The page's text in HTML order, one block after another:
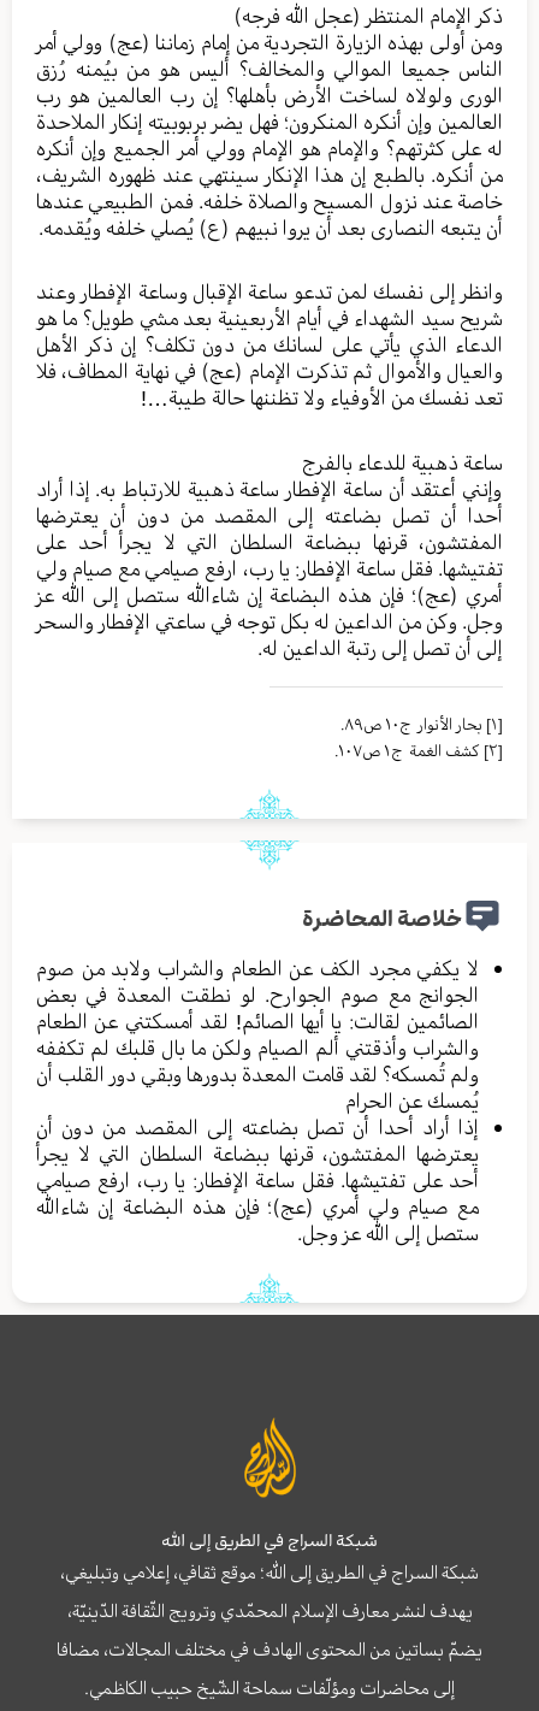
ذكر الإمام المنتظر (عجل الله فرجه)
ومن أولى بهذه الزيارة التجردية من إمام زماننا (عج) وولي أمر
الناس جميعا الموالي والمخالف؟ أليس هو من بيُمنه رُزق
الورى ولولاه لساخت الأرض بأهلها؟ إن رب العالمين هو رب
العالمين وإن أنكره المنكرون؛ فهل يضر بربوبيته إنكار الملاحدة
له على كثرتهم؟ والإمام هو الإمام وولي أمر الجميع وإن أنكره
من أنكره. بالطبع إن هذا الإنكار سينتهي عند ظهوره الشريف،
خاصة عند نزول المسيح والصلاة خلفه. فمن الطبيعي عندها
أن يتبعه النصارى بعد أن يروا نبيهم (ع) يُصلي خلفه ويُقدمه.
وانظر إلى نفسك لمن تدعو ساعة الإقبال وساعة الإفطار وعند
شريح سيد الشهداء في أيام الأربعينية بعد مشي طويل؟ ما هو
الدعاء الذي يأتي على لسانك من دون تكلف؟ إن ذكر الأهل
والعيال والأموال ثم تذكرت الإمام (عج) في نهاية المطاف، فلا
تعد نفسك من الأوفياء ولا تظننها حالة طيبة…!
ساعة ذهبية للدعاء بالفرج
وإنني أعتقد أن ساعة الإفطار ساعة ذهبية للارتباط به. إذا أراد
أحدا أن تصل بضاعته إلى المقصد من دون أن يعترضها
المفتشون، قرنها ببضاعة السلطان التي لا يجرأ أحد على
تفتيشها. فقل ساعة الإفطار: يا رب، ارفع صيامي مع صيام ولي
أمري (عج)؛ فإن هذه البضاعة إن شاءالله ستصل إلى الله عز
وجل. وكن من الداعين له بكل توجه في ساعتي الإفطار والسحر
إلى أن تصل إلى رتبة الداعين له.
[١]
بحار الأنوار ج١٠ ص٨٩.
[٢]
كشف الغمة ج١ ص١٠٧.
خلاصة المحاضرة
لا يكفي مجرد الكف عن الطعام والشراب ولابد من صوم
الجوانج مع صوم الجوارح. لو نطقت المعدة في بعض
الصائمين لقالت: يا أيها الصائم! لقد أمسكتني عن الطعام
والشراب وأذقتني ألم الصيام ولكن ما بال قلبك لم تكففه
ولم تُمسكه؟ لقد قامت المعدة بدورها وبقي دور القلب أن
يُمسك عن الحرام
إذا أراد أحدا أن تصل بضاعته إلى المقصد من دون أن
يعترضها المفتشون، قرنها ببضاعة السلطان التي لا يجرأ
أحد على تفتيشها. فقل ساعة الإفطار: يا رب، ارفع صيامي
مع صيام ولي أمري (عج)؛ فإن هذه البضاعة إن شاءالله
ستصل إلى الله عز وجل.
شبكة السراج في الطريق إلى الله
شبكة السراج في الطريق إلى الله؛ موقع ثقافي، إعلامي وتبليغي،
يهدف لنشر معارف الإسلام المحمّدي وترويج الثّقافة الدّينيّة،
يضمّ بساتين من المحتوى الهادف في مختلف المجالات، مضافا
إلى محاضرات ومؤلّفات سماحة الشّيخ حبيب الكاظمي.